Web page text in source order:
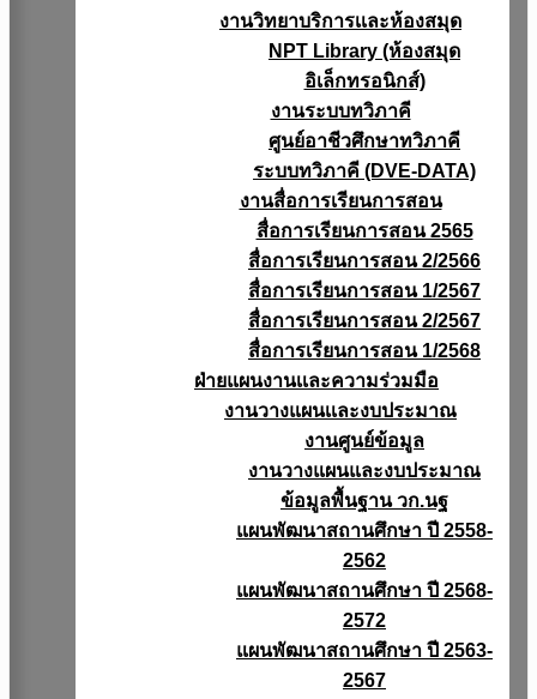
งานวิทยาบริการเเละห้องสมุด
NPT Library (ห้องสมุด
อิเล็กทรอนิกส์)
งานระบบทวิภาคี
ศูนย์อาชีวศึกษาทวิภาคี
ระบบทวิภาคี (DVE-DATA)
งานสื่อการเรียนการสอน
สื่อการเรียนการสอน 2565
สื่อการเรียนการสอน 2/2566
สื่อการเรียนการสอน 1/2567
สื่อการเรียนการสอน 2/2567
สื่อการเรียนการสอน 1/2568
ฝ่ายแผนงานเเละความร่วมมือ
งานวางแผนเเละงบประมาณ
งานศูนย์ข้อมูล
งานวางแผนและงบประมาณ
ข้อมูลพื้นฐาน วก.นฐ
แผนพัฒนาสถานศึกษา ปี 2558-
2562
แผนพัฒนาสถานศึกษา ปี 2568-
2572
แผนพัฒนาสถานศึกษา ปี 2563-
2567